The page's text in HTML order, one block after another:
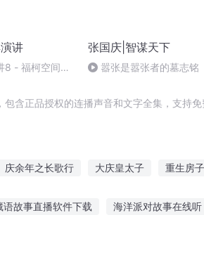
讲
8 - 福柯空间回
张国庆|智谋天下
嚣张是嚣张者的墓志铭
含正品授权的连播声音和文字全集，支持
庆余年之长歌行 大庆皇太子 重生房
语故事直播软件下载 海洋派对故事在线听